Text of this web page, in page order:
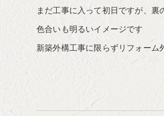
まだ工事に入って初日ですが、
色合いも明るいイメージです
新築外構工事に限らずリフォーム